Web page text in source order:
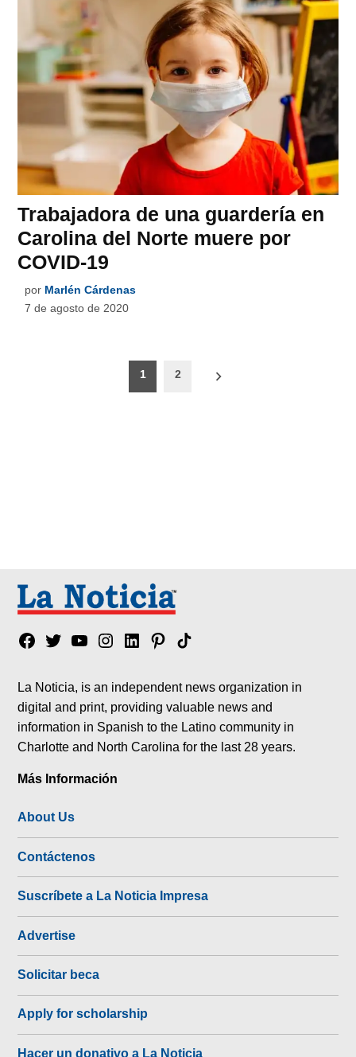
Trabajadora de una guardería en
Carolina del Norte muere por
COVID-19
por Marlén Cárdenas
7 de agosto de 2020
1 2
Facebook
TwitterYouTubeInstagram
LinkedinPinterest
Tik
La Noticia, is an independent news organization in
digital and print, providing valuable news and
information in Spanish to the Latino community in
Charlotte and North Carolina for the last 28 years.
Más Información
About Us
Contáctenos
Suscríbete a La Noticia Impresa
Advertise
Solicitar beca
Apply for scholarship
Hacer un donativo a La Noticia